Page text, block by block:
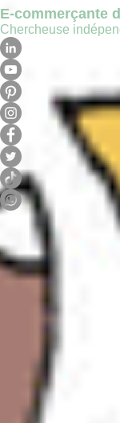
E-commerçante
Chercheuse